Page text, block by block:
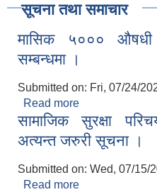
सूचना तथा समाचार
मासिक ५०००
सम्बन्धमा ।
Submitted on: Fri, 07/24/
Read more
सम्बन्धमा ।
सामाजिक सुरक्षा
अत्यन्त जरुरी सूचना ।
Submitted on: Wed, 07/15/
Read more